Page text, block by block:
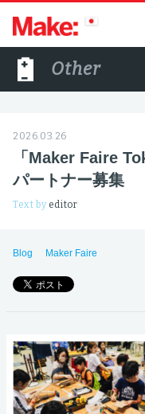
Other
2026.03.26
「Maker Faire
パートナー募集
Text by editor
Blog Maker Faire